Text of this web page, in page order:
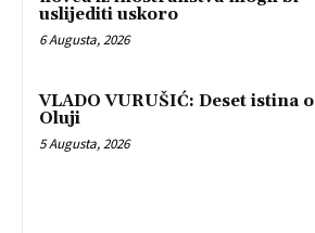
uslijediti uskoro
6 Augusta, 2026
VLADO VURUŠIĆ: Deset istina o
Oluji
5 Augusta, 2026